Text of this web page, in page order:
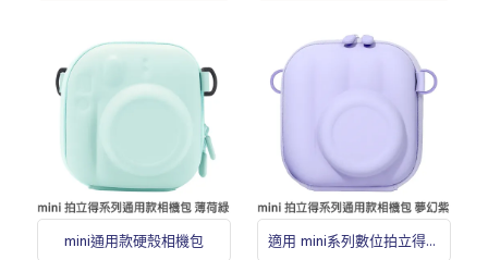
mini通用款硬殼相機包
適用 mini系列數位拍立得相